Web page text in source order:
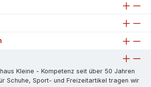
Kleine - Kompetenz seit über 50 Jahren
Schuhe, Sport- und Freizeitartikel tragen wir